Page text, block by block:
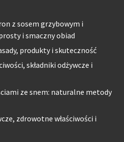
z sosem grzybowym i
i smaczny obiad
produkty i skuteczność
składniki odżywcze i
ze snem: naturalne metody
zdrowotne właściwości i